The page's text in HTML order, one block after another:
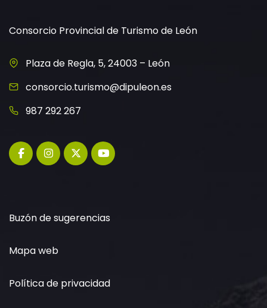
Consorcio Provincial de Turismo de León
Plaza de Regla, 5, 24003 – León
consorcio.turismo@dipuleon.es
987 292 267
Buzón de sugerencias
Mapa web
Política de privacidad